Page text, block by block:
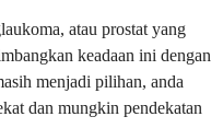
atau prostat yang
keadaan ini dengan
menjadi pilihan, anda
dan mungkin pendekatan